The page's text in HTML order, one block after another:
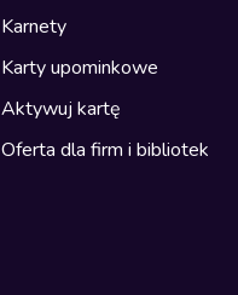
Karnety
Karty upominkowe
Aktywuj kartę
Oferta dla firm i bibliotek